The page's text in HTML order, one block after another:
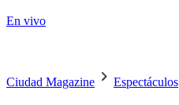
En vivo
Ciudad Magazine Espectáculos